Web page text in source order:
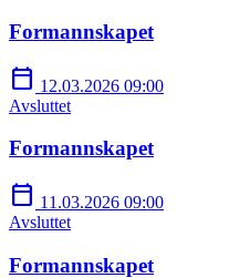
Formannskapet
calendar_today 12.03.2026 09:00
Avsluttet
Formannskapet
calendar_today 11.03.2026 09:00
Avsluttet
Formannskapet